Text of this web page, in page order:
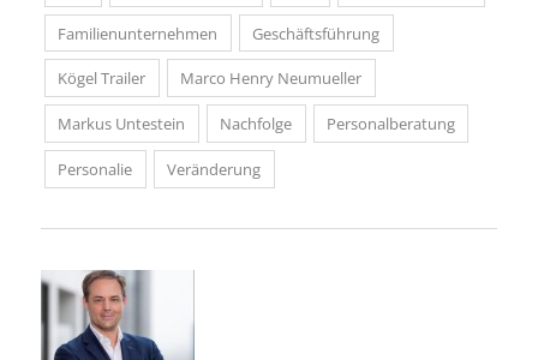
Familienunternehmen Geschäftsführung
Kögel Trailer Marco Henry Neumueller
Markus Untestein Nachfolge Personalberatung
Personalie Veränderung